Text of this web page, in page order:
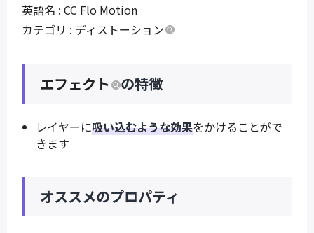
英語名 : CC Flo Motion
カテゴリ : ディストーション
エフェクト の特徴
レイヤーに吸い込むような効果をかけることがで
きます
オススメのプロパティ